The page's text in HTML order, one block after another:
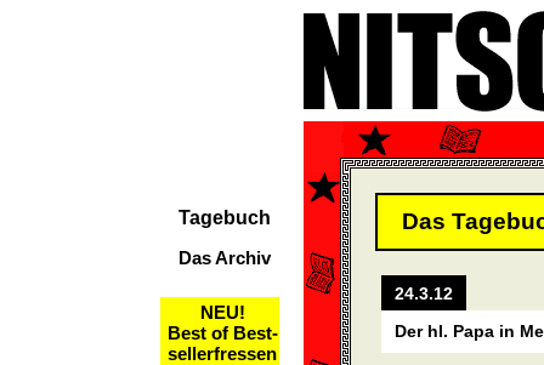
Tagebuch
Das Archiv
NEU!
Best of Best-
sellerfressen
Das
24.3.12
Der hl. Papa in